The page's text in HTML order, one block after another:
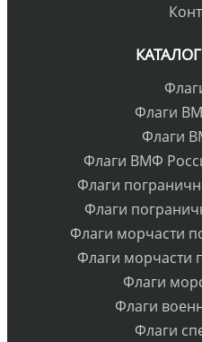
Флаги
Флаги
Флаги ВМФ
Флаги
Флаги
Флаги морчасти
Флаги морчасти
Флаги
Флаги
Флаги